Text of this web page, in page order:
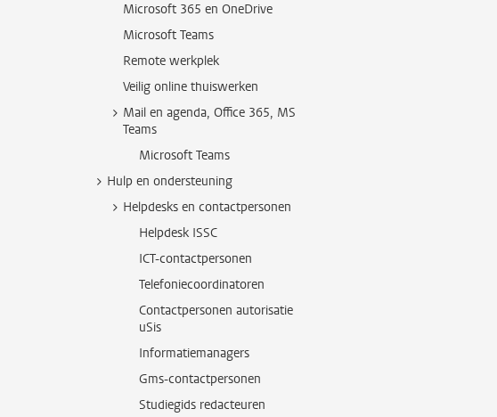
Microsoft 365 en OneDrive
Microsoft Teams
Remote werkplek
Veilig online thuiswerken
Mail en agenda, Office 365, MS
Teams
Microsoft Teams
Hulp en ondersteuning
Helpdesks en contactpersonen
Helpdesk ISSC
ICT-contactpersonen
Telefoniecoordinatoren
Contactpersonen autorisatie
uSis
Informatiemanagers
Gms-contactpersonen
Studiegids redacteuren